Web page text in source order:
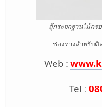
ตู้กระจกฐานไม้กร
ช่องทางสำหรับติ
Web :
Tel :